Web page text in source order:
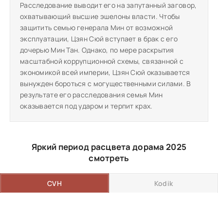
Расследование выводит его на запутанный заговор,
охватывающий высшие эшелоны власти. Чтобы
защитить семью генерала Мин от возможной
эксплуатации, Цзян Сюй вступает в брак с его
дочерью Мин Тан. Однако, по мере раскрытия
масштабной коррупционной схемы, связанной с
экономикой всей империи, Цзян Сюй оказывается
вынужден бороться с могущественными силами. В
результате его расследования семья Мин
оказывается под ударом и терпит крах.
Яркий период расцвета дорама 2025
смотреть
CVH Kodik